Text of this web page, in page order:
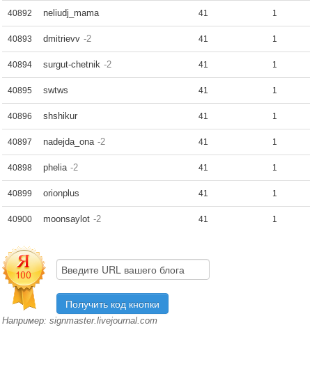
40892 neliudj_mama 41 1
40893 dmitrievv -2 41 1
40894 surgut-chetnik -2 41 1
40895 swtws 41 1
40896 shshikur 41 1
40897 nadejda_ona -2 41 1
40898 phelia -2 41 1
40899 orionplus 41 1
40900 moonsaylot -2 41 1
Например: signmaster.livejournal.com